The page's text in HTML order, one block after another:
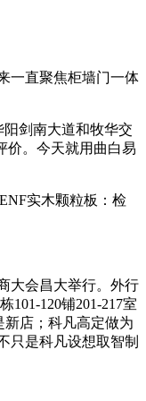
一直聚焦柜墙门一体
剑南大道和牧华交
价。今天就用曲白易
实木颗粒板：检
大会昌大举行。外行
120铺201-217室
新店；科凡高定做为
只是科凡设想取智制